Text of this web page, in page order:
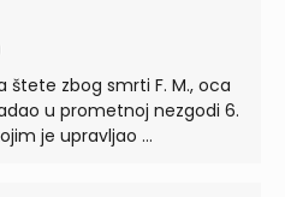
štete zbog smrti F. M., oca
u prometnoj nezgodi 6.
je upravljao …